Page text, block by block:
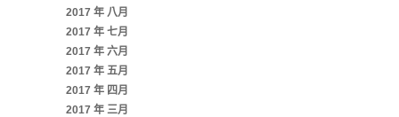
2017 年 八月
2017 年 七月
2017 年 六月
2017 年 五月
2017 年 四月
2017 年 三月